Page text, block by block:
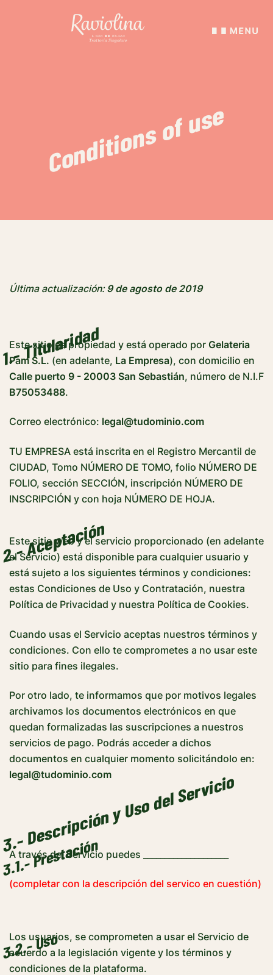
Conditions of use
Última actualización:9 de agosto de 2019
1.- Titularidad
Este sitio es propiedad y está operado por Gelateria
Pam S.L. (en adelante, La Empresa), con domicilio en
Calle puerto 9 - 20003 San Sebastián, número de N.I.F
B75053488.
Correo electrónico: legal@tudominio.com
TU EMPRESA está inscrita en el Registro Mercantil de
CIUDAD, Tomo NÚMERO DE TOMO, folio NÚMERO DE
FOLIO, sección SECCIÓN, inscripción NÚMERO DE
INSCRIPCIÓN y con hoja NÚMERO DE HOJA.
2.- Aceptación
Este sitio web y el servicio proporcionado (en adelante
el Servicio) está disponible para cualquier usuario y
está sujeto a los siguientes términos y condiciones:
estas Condiciones de Uso y Contratación, nuestra
Política de Privacidad y nuestra Política de Cookies.
Cuando usas el Servicio aceptas nuestros términos y
condiciones. Con ello te comprometes a no usar este
sitio para fines ilegales.
Por otro lado, te informamos que por motivos legales
archivamos los documentos electrónicos en que
quedan formalizadas las suscripciones a nuestros
servicios de pago. Podrás acceder a dichos
documentos en cualquier momento solicitándolo en:
legal@tudominio.com
3.- Descripción y Uso del Servicio
3.1.- Prestación
A través del Servicio puedes ____________________
(completar con la descripción del servico en cuestión)
3.2.- Uso
Los usuarios, se comprometen a usar el Servicio de
acuerdo a la legislación vigente y los términos y
condiciones de la plataforma.